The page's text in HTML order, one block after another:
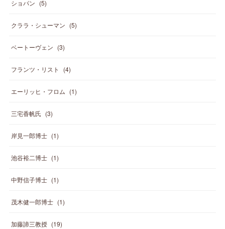
ショパン (5)
クララ・シューマン (5)
ベートーヴェン (3)
フランツ・リスト (4)
エーリッヒ・フロム (1)
三宅香帆氏 (3)
岸見一郎博士 (1)
池谷裕二博士 (1)
中野信子博士 (1)
茂木健一郎博士 (1)
加藤諦三教授 (19)